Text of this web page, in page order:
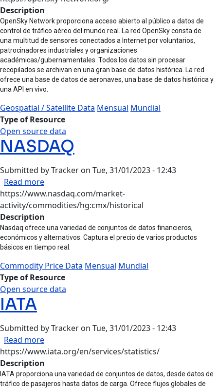
Description
OpenSky Network proporciona acceso abierto al público a datos de
control de tráfico aéreo del mundo real. La red OpenSky consta de
una multitud de sensores conectados a Internet por voluntarios,
patrocinadores industriales y organizaciones
académicas/gubernamentales. Todos los datos sin procesar
recopilados se archivan en una gran base de datos histórica. La red
ofrece una base de datos de aeronaves, una base de datos histórica y
una API en vivo.
Geospatial / Satellite Data Mensual Mundial
Type of Resource
Open source data
NASDAQ
Submitted byTracker on Tue, 31/01/2023 - 12:43
Read moreabout NASDAQ
https://www.nasdaq.com/market-
activity/commodities/hg:cmx/historical
Description
Nasdaq ofrece una variedad de conjuntos de datos financieros,
económicos y alternativos. Captura el precio de varios productos
básicos en tiempo real.
Commodity Price Data Mensual Mundial
Type of Resource
Open source data
IATA
Submitted byTracker on Tue, 31/01/2023 - 12:43
Read moreabout IATA
https://www.iata.org/en/services/statistics/
Description
IATA proporciona una variedad de conjuntos de datos, desde datos de
tráfico de pasajeros hasta datos de carga. Ofrece flujos globales de